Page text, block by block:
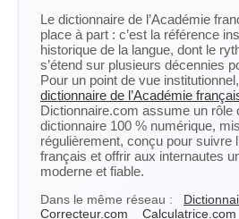
Le dictionnaire de l’Académie
place à part : c’est la référence
historique de la langue, dont le
s’étend sur plusieurs décennies
Pour un point de vue
dictionnaire de l’Académie
Dictionnaire.com assume un rôle
dictionnaire 100 % numérique,
régulièrement, conçu pour suivre
français et offrir aux internautes
moderne et fiable.
Dans le même réseau :
Correcteur.com
Calculatrice.com